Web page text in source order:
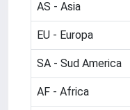
AS - Asia
EU - Europa
SA - Sud America
AF - Africa